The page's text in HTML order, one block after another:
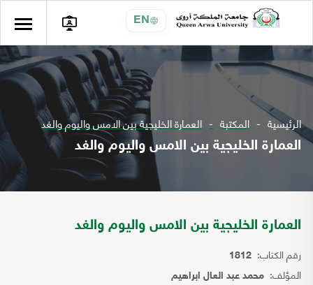
EN
الرئيسية المكتبة العمارة الخليجية بين الامس واليوم والغد
العمارة الخليجية بين الامس واليوم والغد
العمارة الخليجية بين الامس واليوم والغد
رقم الكتاب: 1812
المؤلف: محمد عبد العال ابراهيم